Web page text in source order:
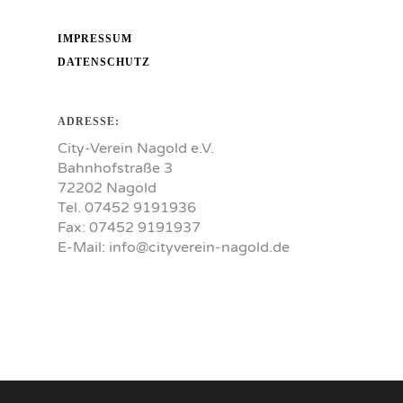
IMPRESSUM
DATENSCHUTZ
ADRESSE:
City-Verein Nagold e.V.
Bahnhofstraße 3
72202 Nagold
Tel. 07452 9191936
Fax: 07452 9191937
E-Mail: info@cityverein-nagold.de